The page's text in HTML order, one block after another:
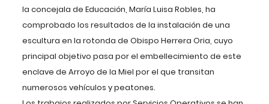
la concejala de Educación, María Luisa Robles, ha
comprobado los resultados de la instalación de una
escultura en la rotonda de Obispo Herrera Oria, cuyo
principal objetivo pasa por el embellecimiento de este
enclave de Arroyo de la Miel por el que transitan
numerosos vehículos y peatones.